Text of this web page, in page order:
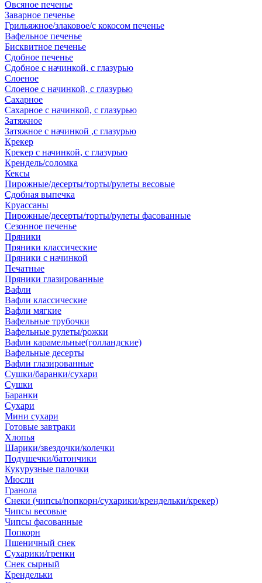
Овсяное печенье
Заварное печенье
Грильяжное/злаковое/с кокосом печенье
Вафельное печенье
Бисквитное печенье
Сдобное печенье
Сдобное с начинкой, с глазурью
Слоеное
Слоеное с начинкой, с глазурью
Сахарное
Сахарное с начинкой, с глазурью
Затяжное
Затяжное с начинкой ,с глазурью
Крекер
Крекер с начинкой, с глазурью
Крендель/соломка
Кексы
Пирожные/десерты/торты/рулеты весовые
Сдобная выпечка
Круассаны
Пирожные/десерты/торты/рулеты фасованные
Сезонное печенье
Пряники
Пряники классические
Пряники с начинкой
Печатные
Пряники глазированные
Вафли
Вафли классические
Вафли мягкие
Вафельные трубочки
Вафельные рулеты/рожки
Вафли карамельные(голландские)
Вафельные десерты
Вафли глазированные
Сушки/баранки/сухари
Сушки
Баранки
Сухари
Мини сухари
Готовые завтраки
Хлопья
Шарики/звездочки/колечки
Подушечки/батончики
Кукурузные палочки
Мюсли
Гранола
Снеки (чипсы/попкорн/сухарики/крендельки/крекер)
Чипсы весовые
Чипсы фасованные
Попкорн
Пшеничный снек
Сухарики/гренки
Снек сырный
Крендельки